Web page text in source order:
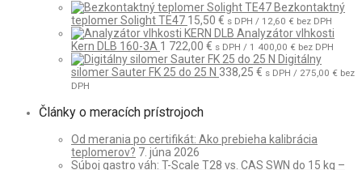
Bezkontaktný
teplomer Solight TE47 15,50 € s DPH / 12,60 € bez DPH
Analyzátor vlhkosti
Kern DLB 160-3A 1 722,00 € s DPH / 1 400,00 € bez DPH
Digitálny
silomer Sauter FK 25 do 25 N 338,25 € s DPH / 275,00 € bez
DPH
Články o meracích prístrojoch
Od merania po certifikát: Ako prebieha kalibrácia
teplomerov? 7. júna 2026
Súboj gastro váh: T-Scale T28 vs. CAS SWN do 15 kg –